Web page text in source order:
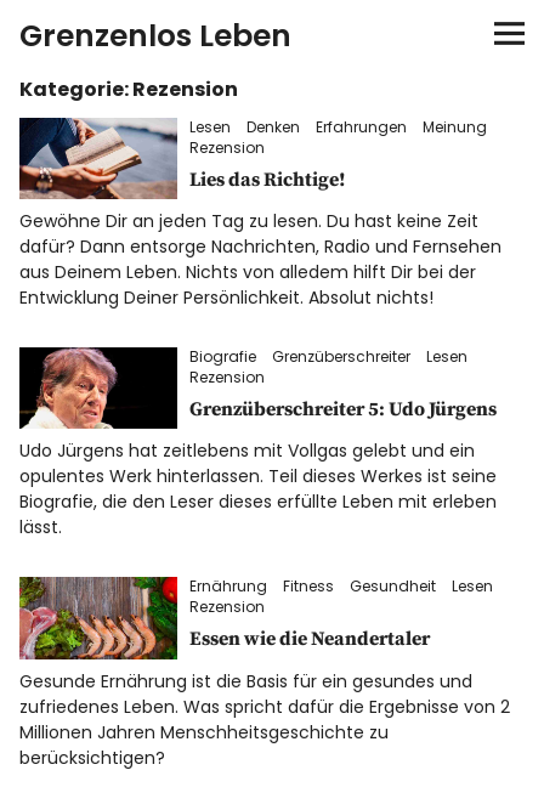
Grenzenlos Leben
Startseite
Autor
FEEL-Konzept
FEELution
Auswandern
Shop
Newsletter
Impressum
Info
Kategorie:Rezension
Lesen Denken Erfahrungen
Meinung
Rezension
Lies das Richtige!
Gewöhne Dir an jeden Tag zu lesen. Du hast keine Zeit
dafür? Dann entsorge Nachrichten, Radio und Fernsehen
aus Deinem Leben. Nichts von alledem hilft Dir bei der
Entwicklung Deiner Persönlichkeit. Absolut nichts!
Biografie Grenzüberschreiter
Lesen
Rezension
Grenzüberschreiter 5: Udo Jürgens
Udo Jürgens hat zeitlebens mit Vollgas gelebt und ein
opulentes Werk hinterlassen. Teil dieses Werkes ist seine
Biografie, die den Leser dieses erfüllte Leben mit erleben
lässt.
Ernährung Fitness Gesundheit
Lesen
Rezension
Essen wie die Neandertaler
Gesunde Ernährung ist die Basis für ein gesundes und
zufriedenes Leben. Was spricht dafür die Ergebnisse von 2
Millionen Jahren Menschheitsgeschichte zu
berücksichtigen?